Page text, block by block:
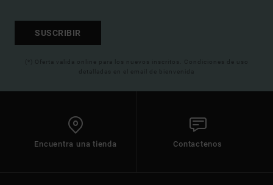
SUSCRIBIR
(*) Oferta valida online para los nuevos inscritos. Condiciones de uso
detalladas en el email de bienvenida
Encuentra una tienda Contactenos